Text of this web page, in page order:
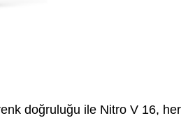
doğruluğu ile Nitro V 16, her